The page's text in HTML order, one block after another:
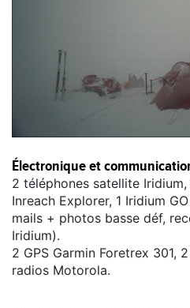
Électronique et
2 téléphones satellite
Inreach Explorer, 1 Iridium
mails + photos basse déf,
Iridium).
2 GPS Garmin Foretrex 301,
radios Motorola.